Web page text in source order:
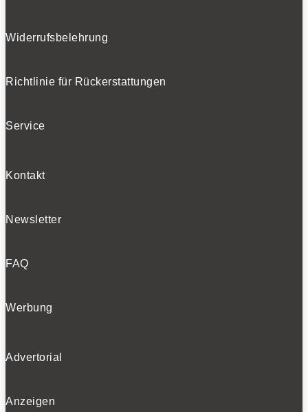
Widerrufsbelehrung
Richtlinie für Rückerstattungen
Service
Kontakt
Newsletter
FAQ
Werbung
Advertorial
Anzeigen